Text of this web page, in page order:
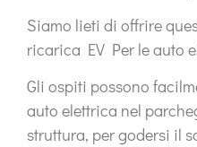
Siamo lieti di offrire
ricarica EV Per le auto
Gli ospiti possono
auto elettrica nel
struttura, per godersi il